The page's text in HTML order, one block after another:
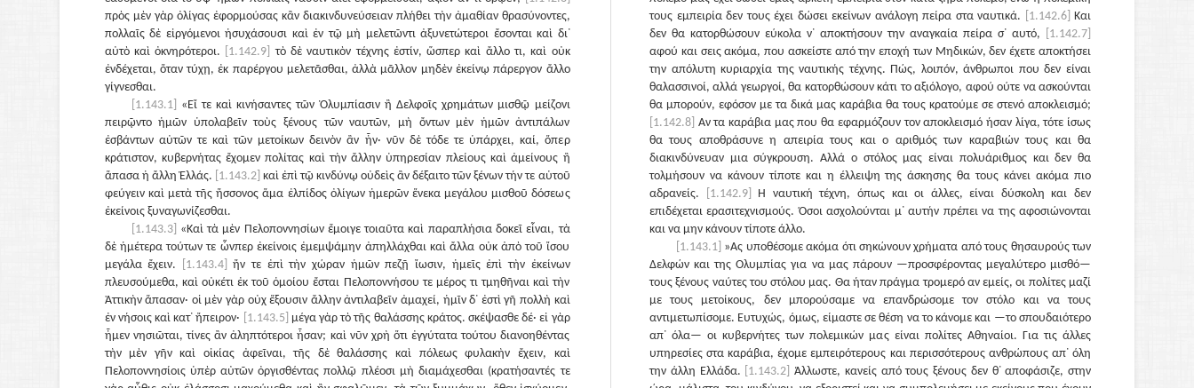
πρὸς μὲν γὰρ ὀλίγας ἐφορμούσας κἂν διακινδυνεύσειαν πλήθει τὴν ἀμαθίαν θρασύνοντες,
πολλαῖς δὲ εἰργόμενοι ἡσυχάσουσι καὶ ἐν τῷ μὴ μελετῶντι ἀξυνετώτεροι ἔσονται καὶ δι᾽
αὐτὸ καὶ ὀκνηρότεροι.
[1.142.9]τὸ δὲ ναυτικὸν τέχνης ἐστίν, ὥσπερ καὶ ἄλλο τι, καὶ οὐκ
ἐνδέχεται, ὅταν τύχῃ, ἐκ παρέργου μελετᾶσθαι, ἀλλὰ μᾶλλον μηδὲν ἐκείνῳ πάρεργον ἄλλο
γίγνεσθαι.
[1.143.1] «Εἴ τε καὶ κινήσαντες τῶν Ὀλυμπίασιν ἢ Δελφοῖς χρημάτων μισθῷ μείζονι
πειρῷντο ἡμῶν ὑπολαβεῖν τοὺς ξένους τῶν ναυτῶν, μὴ ὄντων μὲν ἡμῶν ἀντιπάλων
ἐσβάντων αὐτῶν τε καὶ τῶν μετοίκων δεινὸν ἂν ἦν· νῦν δὲ τόδε τε ὑπάρχει, καί, ὅπερ
κράτιστον, κυβερνήτας ἔχομεν πολίτας καὶ τὴν ἄλλην ὑπηρεσίαν πλείους καὶ ἀμείνους ἢ
ἅπασα ἡ ἄλλη Ἑλλάς. [1.143.2] καὶ ἐπὶ τῷ κινδύνῳ οὐδεὶς ἂν δέξαιτο τῶν ξένων τήν τε αὑτοῦ
φεύγειν καὶ μετὰ τῆς ἥσσονος ἅμα ἐλπίδος ὀλίγων ἡμερῶν ἕνεκα μεγάλου μισθοῦ δόσεως
ἐκείνοις ξυναγωνίζεσθαι.
[1.143.3] «Καὶ τὰ μὲν Πελοποννησίων ἔμοιγε τοιαῦτα καὶ παραπλήσια δοκεῖ εἶναι, τὰ
δὲ ἡμέτερα τούτων τε ὧνπερ ἐκείνοις ἐμεμψάμην ἀπηλλάχθαι καὶ ἄλλα οὐκ ἀπὸ τοῦ ἴσου
μεγάλα ἔχειν.
[1.143.4]ἤν τε ἐπὶ τὴν χώραν ἡμῶν πεζῇ ἴωσιν, ἡμεῖς ἐπὶ τὴν ἐκείνων
πλευσούμεθα, καὶ οὐκέτι ἐκ τοῦ ὁμοίου ἔσται Πελοποννήσου τε μέρος τι τμηθῆναι καὶ τὴν
Ἀττικὴν ἅπασαν· οἱ μὲν γὰρ οὐχ ἕξουσιν ἄλλην ἀντιλαβεῖν ἀμαχεί, ἡμῖν δ᾽ ἐστὶ γῆ πολλὴ καὶ
ἐν νήσοις καὶ κατ᾽ ἤπειρον·
[1.143.5] μέγα γὰρ τὸ τῆς θαλάσσης κράτος. σκέψασθε δέ· εἰ γὰρ
ἦμεν νησιῶται, τίνες ἂν ἀληπτότεροι ἦσαν; καὶ νῦν χρὴ ὅτι ἐγγύτατα τούτου διανοηθέντας
τὴν μὲν γῆν καὶ οἰκίας ἀφεῖναι, τῆς δὲ θαλάσσης καὶ πόλεως φυλακὴν ἔχειν, καὶ
Πελοποννησίοις ὑπὲρ αὐτῶν ὀργισθέντας πολλῷ πλέοσι μὴ διαμάχεσθαι (κρατήσαντές τε
τους εμπειρία δεν τους έχει δώσει εκείνων ανάλογη πείρα στα ναυτικά.
[1.142.6] Και
δεν θα κατορθώσουν εύκολα ν᾽ αποκτήσουν την αναγκαία πείρα σ᾽ αυτό,
[1.142.7]
αφού και σεις ακόμα, που ασκείστε από την εποχή των Μηδικών, δεν έχετε αποκτήσει
την απόλυτη κυριαρχία της ναυτικής τέχνης. Πώς, λοιπόν, άνθρωποι που δεν είναι
θαλασσινοί, αλλά γεωργοί, θα κατορθώσουν κάτι το αξιόλογο, αφού ούτε να ασκούνται
θα μπορούν, εφόσον με τα δικά μας καράβια θα τους κρατούμε σε στενό αποκλεισμό;
[1.142.8] Αν τα καράβια μας που θα εφαρμόζουν τον αποκλεισμό ήσαν λίγα, τότε ίσως
θα τους αποθράσυνε η απειρία τους και ο αριθμός των καραβιών τους και θα
διακινδύνευαν μια σύγκρουση. Αλλά ο στόλος μας είναι πολυάριθμος και δεν θα
τολμήσουν να κάνουν τίποτε και η έλλειψη της άσκησης θα τους κάνει ακόμα πιο
αδρανείς.
[1.142.9]
Η ναυτική τέχνη, όπως και οι άλλες, είναι δύσκολη και δεν
επιδέχεται ερασιτεχνισμούς. Όσοι ασχολούνται μ᾽ αυτήν πρέπει να της αφοσιώνονται
και να μην κάνουν τίποτε άλλο.
[1.143.1] »Ας υποθέσομε ακόμα ότι σηκώνουν χρήματα από τους θησαυρούς των
Δελφών και της Ολυμπίας για να μας πάρουν —προσφέροντας μεγαλύτερο μισθό—
τους ξένους ναύτες του στόλου μας. Θα ήταν πράγμα τρομερό αν εμείς, οι πολίτες μαζί
με τους μετοίκους, δεν μπορούσαμε να επανδρώσομε τον στόλο και να τους
αντιμετωπίσομε. Ευτυχώς, όμως, είμαστε σε θέση να το κάνομε και —το σπουδαιότερο
απ᾽ όλα— οι κυβερνήτες των πολεμικών μας είναι πολίτες Αθηναίοι. Για τις άλλες
υπηρεσίες στα καράβια, έχομε εμπειρότερους και περισσότερους ανθρώπους απ᾽ όλη
την άλλη Ελλάδα.
[1.143.2] Άλλωστε, κανείς από τους ξένους δεν θ᾽ αποφάσιζε, στην